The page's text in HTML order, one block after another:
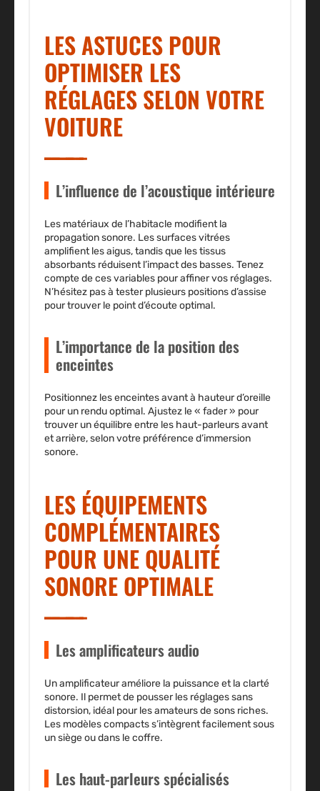
LES ASTUCES POUR
OPTIMISER LES
RÉGLAGES SELON VOTRE
VOITURE
L’influence de l’acoustique intérieure
Les matériaux de l’habitacle modifient la
propagation sonore. Les surfaces vitrées
amplifient les aigus, tandis que les tissus
absorbants réduisent l’impact des basses. Tenez
compte de ces variables pour affiner vos réglages.
N’hésitez pas à tester plusieurs positions d’assise
pour trouver le point d’écoute optimal.
L’importance de la position des
enceintes
Positionnez les enceintes avant à hauteur d’oreille
pour un rendu optimal. Ajustez le « fader » pour
trouver un équilibre entre les haut-parleurs avant
et arrière, selon votre préférence d’immersion
sonore.
LES ÉQUIPEMENTS
COMPLÉMENTAIRES
POUR UNE QUALITÉ
SONORE OPTIMALE
Les amplificateurs audio
Un amplificateur améliore la puissance et la clarté
sonore. Il permet de pousser les réglages sans
distorsion, idéal pour les amateurs de sons riches.
Les modèles compacts s’intègrent facilement sous
un siège ou dans le coffre.
Les haut-parleurs spécialisés